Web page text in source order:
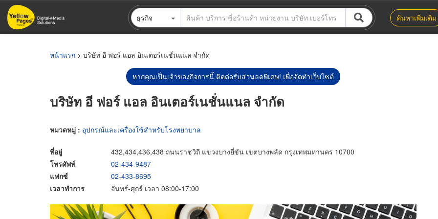
ข้าม
ไป
ธุรกิจ ค้นหาเพิ่มเติม
หน้าแรก > บริษัท อี ฟอร์ แอล อินเตอร์เนชั่นแนล จำกัด
หากคุณเป็นเจ้าของกิจการนี้ ติดต่อรับส่วนลดพิเศษ! เพื่อจัดทำเว็บไซต์
บริษัท อี ฟอร์ แอล อินเตอร์เนชั่นแนล จำกัด
หมวดหมู่ : อุปกรณ์และเครื่องใช้สำหรับโรงพยาบาล
ที่อยู่
432,434,436,438 ถนนราชวิถี แขวงบางยี่ขัน เขตบางพลัด กรุงเทพมหานคร 10700
โทรศัพท์
02-434-9487
แฟกซ์
02-433-8695
เวลาทำการ
จันทร์-ศุกร์ เวลา 08:00-17:00